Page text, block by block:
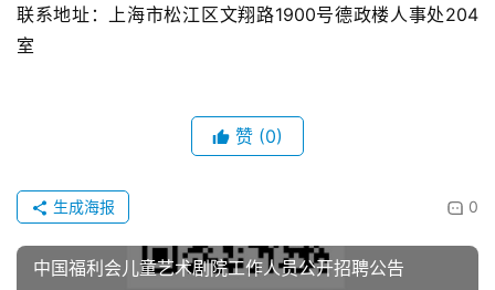
联系地址：上海市松江区文翔路1900号德政楼人事处204
室
赞 (0)
0
生成海报
中国福利会儿童艺术剧院工作人员公开招聘公告